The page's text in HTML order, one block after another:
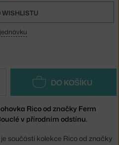
WISHLISTU
DO KOŠÍKU
Rico od značky Ferm
v přírodním odstínu.
součástí kolekce Rico od značky